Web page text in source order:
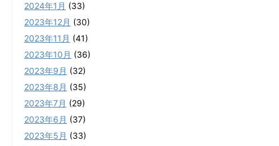
2024年1月 (33)
2023年12月 (30)
2023年11月 (41)
2023年10月 (36)
2023年9月 (32)
2023年8月 (35)
2023年7月 (29)
2023年6月 (37)
2023年5月 (33)